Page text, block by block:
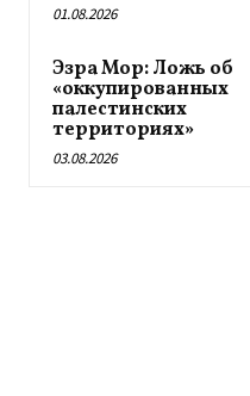
01.08.2026
Эзра Мор: Ложь об
«оккупированных
палестинских
территориях»
03.08.2026